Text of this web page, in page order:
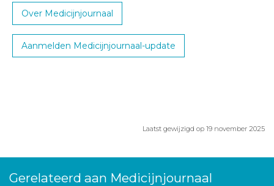
Over Medicijnjournaal
Aanmelden Medicijnjournaal-update
Laatst gewijzigd op 19 november 2025
Gerelateerd aan Medicijnjournaal